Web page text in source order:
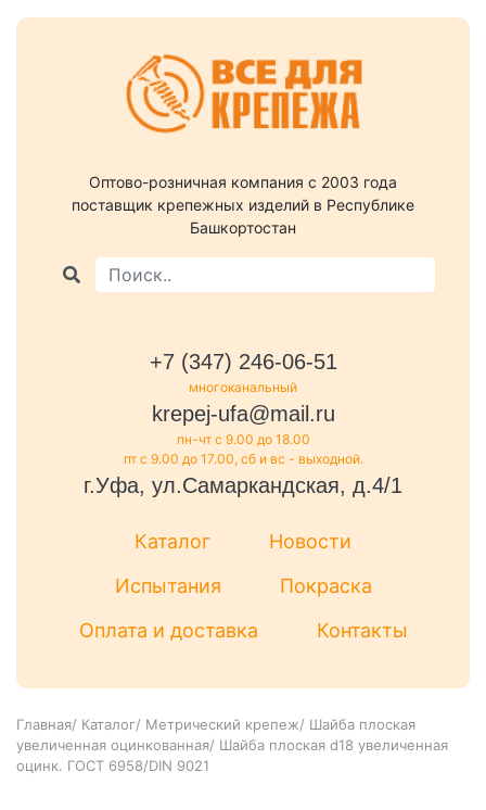
Оптово-розничная компания c 2003 года
поставщик крепежных изделий в Республике
Башкортостан
+7 (347) 246-06-51
многоканальный
krepej-ufa@mail.ru
пн-чт с 9.00 до 18.00
пт с 9.00 до 17.00, сб и вс - выходной.
г.Уфа, ул.Самаркандская, д.4/1
Каталог
Новости
Испытания
Покраска
Оплата и доставка
Контакты
Главная/ Каталог/ Метрический крепеж/ Шайба плоская
увеличенная оцинкованная/ Шайба плоская d18 увеличенная
оцинк. ГОСТ 6958/DIN 9021